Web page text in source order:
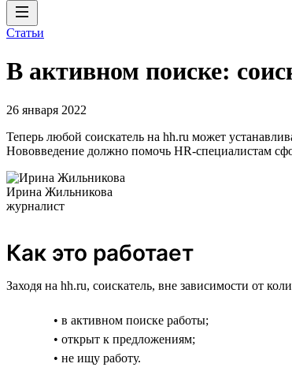
Статьи
В активном поиске:
26 января 2022
Теперь любой соискатель на hh.ru может
Нововведение должно помочь HR-специалистам
Ирина Жильникова
журналист
Как это работает
Заходя на hh.ru, соискатель, вне зависимости от
• в активном поиске работы;
• открыт к предложениям;
• не ищу работу.